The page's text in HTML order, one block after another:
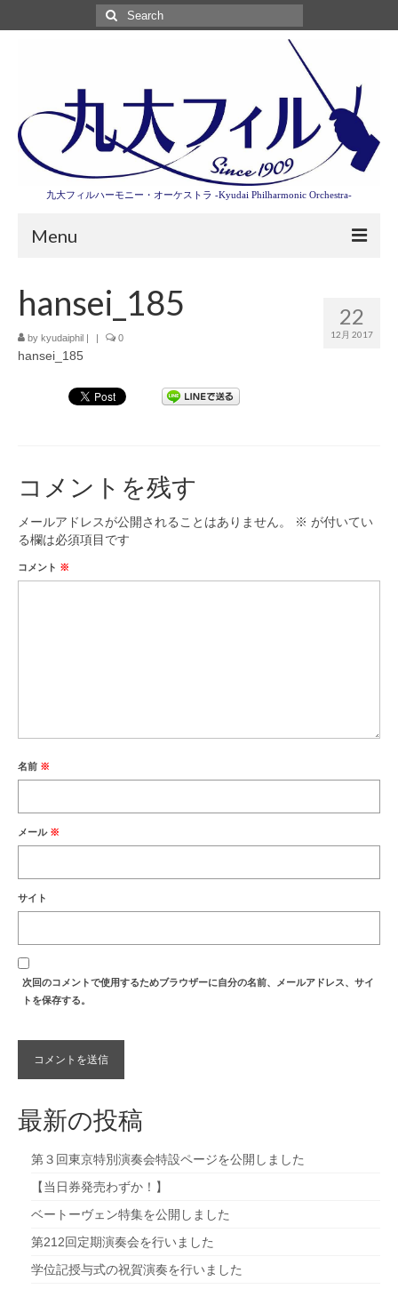
Search
for:
九大フィルハーモニー・オーケストラ -Kyudai Philharmonic Orchestra-
Menu
演奏会情報
卒業記念演奏会2027
九大フィルとは
演奏会の歴史
出張演奏
九大フィル特集ページ
22
12月 2017
hansei_185
by kyudaiphil 0
hansei_185
コメントを残す
メールアドレスが公開されることはありません。 ※ が付いてい
る欄は必須項目です
コメント ※
名前 ※
メール ※
サイト
次回のコメントで使用するためブラウザーに自分の名前、メールアドレス、サイ
トを保存する。
最新の投稿
第３回東京特別演奏会特設ページを公開しました
【当日券発売わずか！】
ベートーヴェン特集を公開しました
第212回定期演奏会を行いました
学位記授与式の祝賀演奏を行いました